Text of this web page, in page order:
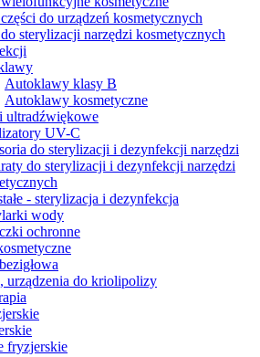
do urządzeń kosmetycznych
sterylizacji narzędzi kosmetycznych
Autoklawy klasy B
Autoklawy kosmetyczne
ultradźwiękowe
UV-C
do sterylizacji i dezynfekcji narzędzi
do sterylizacji i dezynfekcji narzędzi
- sterylizacja i dezynfekcja
wody
ochronne
urządzenia do kriolipolizy
fryzjerskie